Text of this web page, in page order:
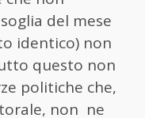
del mese
identico) non
questo non
politiche che,
non ne